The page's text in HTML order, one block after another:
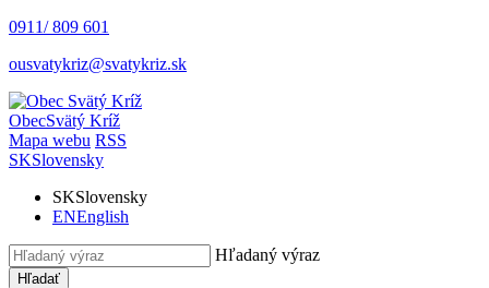
0911/ 809 601
ousvatykriz@svatykriz.sk
ObecSvätý Kríž
Mapa webu RSS
SKSlovensky
SKSlovensky
ENEnglish
Hľadaný výraz
Hľadať